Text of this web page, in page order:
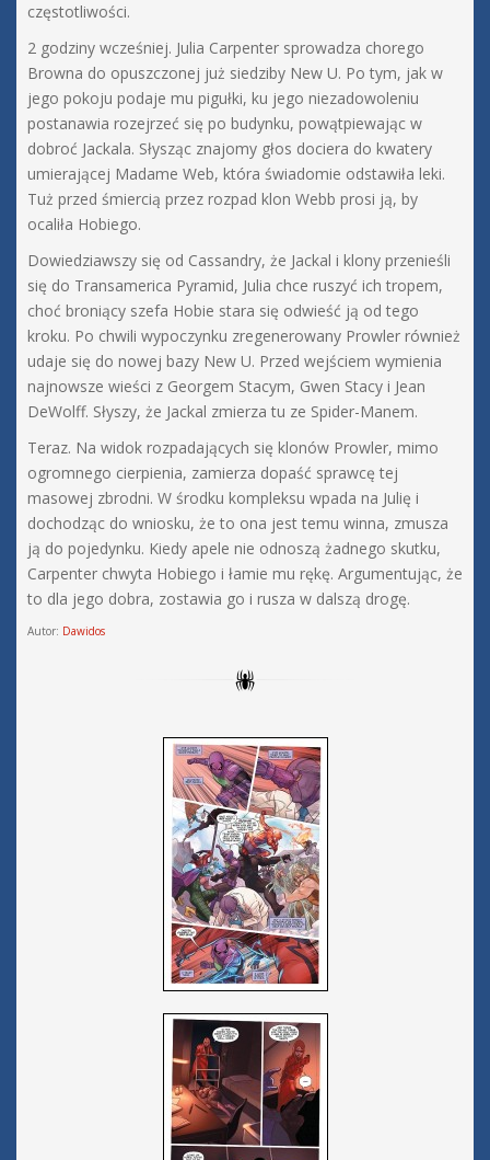
częstotliwości.
2 godziny wcześniej. Julia Carpenter sprowadza chorego
Browna do opuszczonej już siedziby New U. Po tym, jak w
jego pokoju podaje mu pigułki, ku jego niezadowoleniu
postanawia rozejrzeć się po budynku, powątpiewając w
dobroć Jackala. Słysząc znajomy głos dociera do kwatery
umierającej Madame Web, która świadomie odstawiła leki.
Tuż przed śmiercią przez rozpad klon Webb prosi ją, by
ocaliła Hobiego.
Dowiedziawszy się od Cassandry, że Jackal i klony przenieśli
się do Transamerica Pyramid, Julia chce ruszyć ich tropem,
choć broniący szefa Hobie stara się odwieść ją od tego
kroku. Po chwili wypoczynku zregenerowany Prowler również
udaje się do nowej bazy New U. Przed wejściem wymienia
najnowsze wieści z Georgem Stacym, Gwen Stacy i Jean
DeWolff. Słyszy, że Jackal zmierza tu ze Spider-Manem.
Teraz. Na widok rozpadających się klonów Prowler, mimo
ogromnego cierpienia, zamierza dopaść sprawcę tej
masowej zbrodni. W środku kompleksu wpada na Julię i
dochodząc do wniosku, że to ona jest temu winna, zmusza
ją do pojedynku. Kiedy apele nie odnoszą żadnego skutku,
Carpenter chwyta Hobiego i łamie mu rękę. Argumentując, że
to dla jego dobra, zostawia go i rusza w dalszą drogę.
Autor: Dawidos